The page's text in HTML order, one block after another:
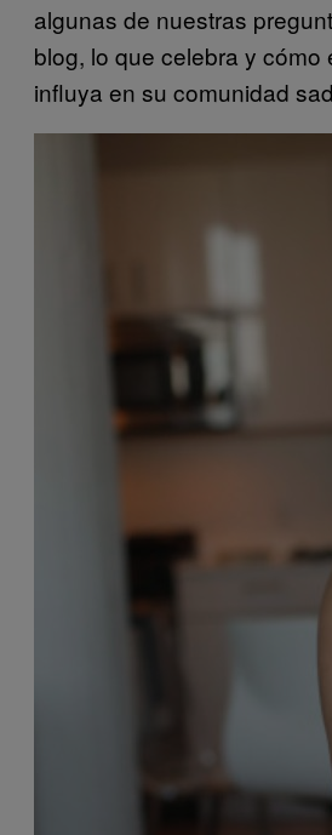
algunas de nuestras
blog, lo que celebra y cómo
influya en su comunidad